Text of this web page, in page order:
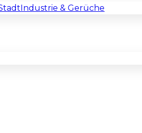
Industrie & Gerüche